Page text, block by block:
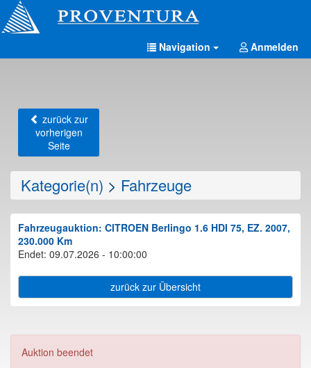
Navigation Anmelden
zurück zur
vorherigen
Seite
Kategorie(n) > Fahrzeuge
Fahrzeugauktion: CITROEN Berlingo 1.6 HDI 75, EZ. 2007,
230.000 Km
Endet: 09.07.2026 - 10:00:00
zurück zur Übersicht
Auktion beendet